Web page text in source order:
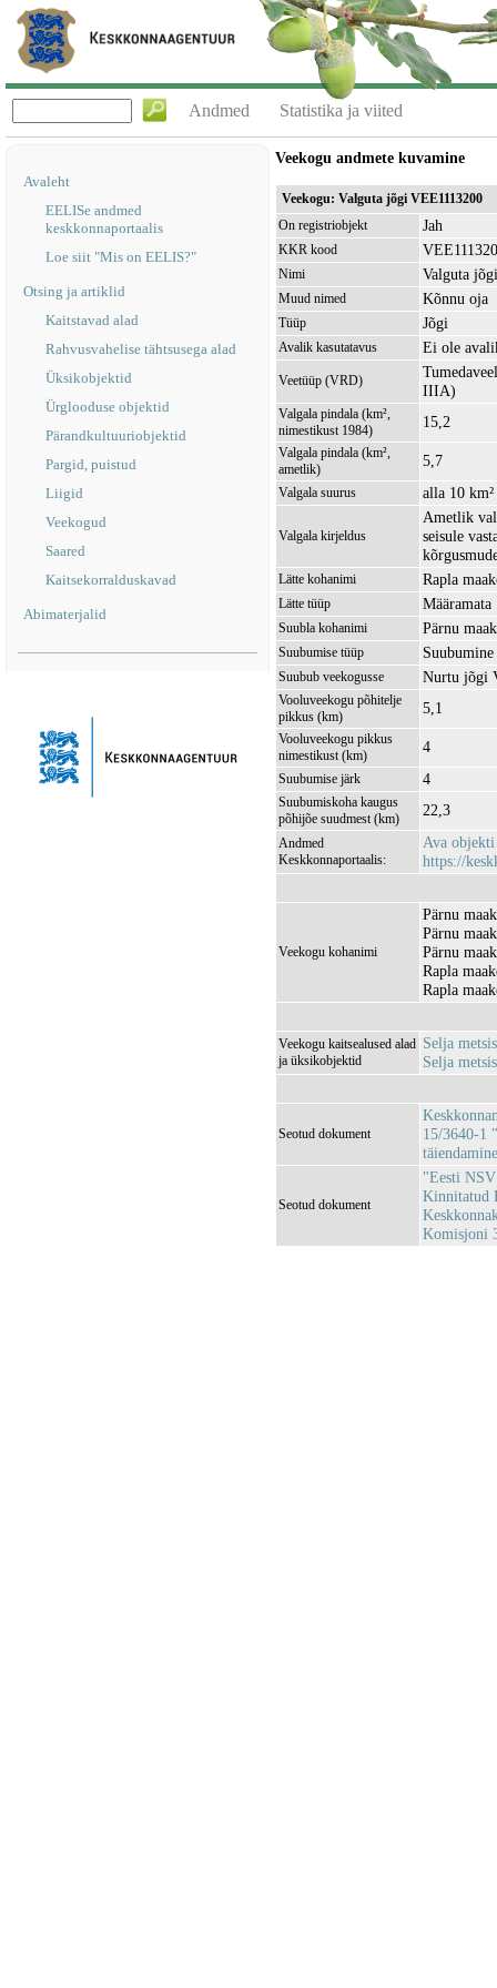
Andmed Statistika ja viited
Avaleht
EELISe andmed
keskkonnaportaalis
Loe siit "Mis on EELIS?"
Otsing ja artiklid
Kaitstavad alad
Rahvusvahelise tähtsusega alad
Üksikobjektid
Ürglooduse objektid
Pärandkultuuriobjektid
Pargid, puistud
Liigid
Veekogud
Saared
Kaitsekorralduskavad
Abimaterjalid
Veekogu andmete kuvamine
Veekogu: Valguta jõgi VEE1113200
On registriobjekt
Jah
KKR kood
Nimi Valguta jõgi
Muud nimed Kõnnu oja
Tüüp Jõgi
Avalik kasutatavus Ei ole
Veetüüp (VRD)
IIIA)
Valgala pindala (km²,
nimestikust 1984)
15,2
Valgala pindala (km²,
ametlik)
5,7
Valgala suurus alla 10 km²
Valgala kirjeldus
Ametlik
seisule
Lätte kohanimi Rapla
Lätte tüüp Määramata
Suubla kohanimi Pärnu
Suubumise tüüp
Suubub veekogusse Nurtu jõgi
Vooluveekogu põhitelje
pikkus (km)
5,1
Vooluveekogu pikkus
nimestikust (km)
4
Suubumise järk 4
Suubumiskoha kaugus
põhijõe suudmest (km)
22,3
Andmed
Keskkonnaportaalis:
Ava objekti
https://
Veekogu kohanimi
Pärnu
Pärnu
Pärnu
Rapla
Rapla
Veekogu kaitsealused alad
ja üksikobjektid
Selja
Selja
Seotud dokument
15/3640-1
Seotud dokument
"Eesti
Kinnitatud
Komisjoni